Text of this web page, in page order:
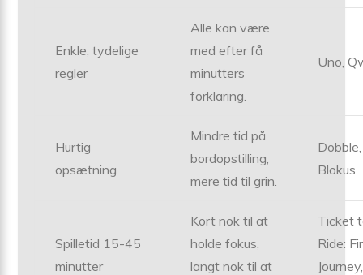
Enkle, tydelige
regler
Alle kan være
med efter få
minutters
forklaring.
Uno,
Hurtig
opsætning
Mindre tid på
bordopstilling,
mere tid til grin.
Dobble,
Blokus
Spilletid 15-45
minutter
Kort nok til at
holde fokus,
langt nok til at
Ticket
Ride:
Journey,